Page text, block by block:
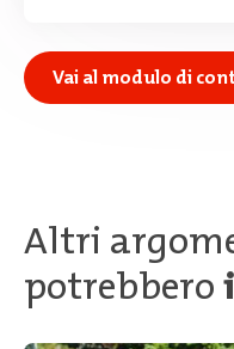
Vai al modulo di
Altri
potrebbero